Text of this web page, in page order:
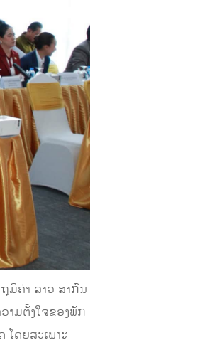
ມີຄ່າ ລາວ-ສາກົນ
າມຕັ້ງໃຈຂອງພັກ
ດຍສະເພາະ